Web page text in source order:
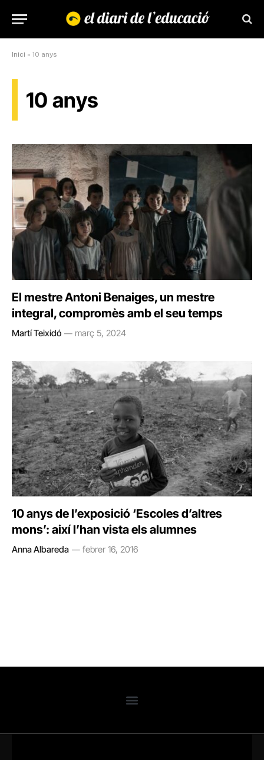
Inici » 10 anys
10 anys
El mestre Antoni Benaiges, un mestre
integral, compromès amb el seu temps
Martí Teixidó març 5, 2024
10 anys de l’exposició ‘Escoles d’altres
mons’: així l’han vista els alumnes
Anna Albareda febrer 16, 2016